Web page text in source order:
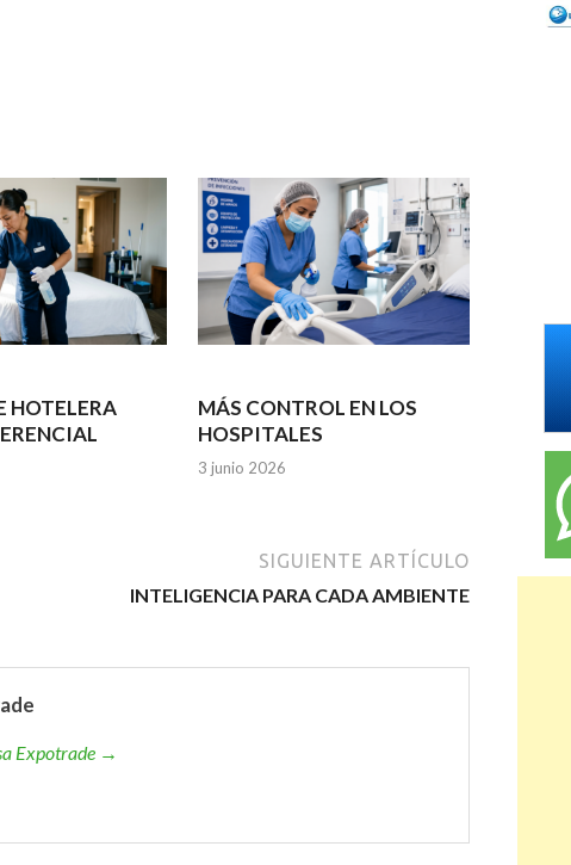
HOTELERA
MÁS CONTROL EN LOS
HOSPITALES
3 junio 2026
SIGUIENTE ARTÍCULO
INTELIGENCIA PARA CADA AMBIENTE
Expotrade →